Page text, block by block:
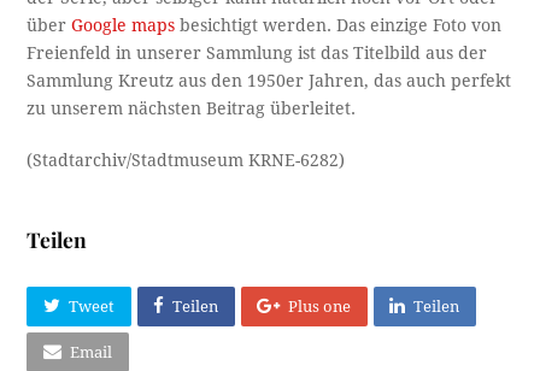
über Google maps besichtigt werden. Das einzige Foto von
Freienfeld in unserer Sammlung ist das Titelbild aus der
Sammlung Kreutz aus den 1950er Jahren, das auch perfekt
zu unserem nächsten Beitrag überleitet.
(Stadtarchiv/Stadtmuseum KRNE-6282)
Teilen
Tweet Teilen Plus one Teilen
Email